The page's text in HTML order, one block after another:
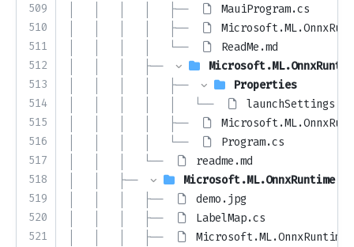
509
510
511
512
513
514
515
516
517
518
519
520
521
│   │   │   │   ├──
MauiProgram.cs
│   │   │   │   ├──
│   │   │   │   └──
ReadMe.md
│   │   │   ├──
│   │   │   │   ├──
Properties
│   │   │   │   │   └──
│   │   │   │   ├──
│   │   │   │   └──
Program.cs
│   │   │   └──
readme.md
│   │   ├──
│   │   │   ├──
demo.jpg
│   │   │   ├──
LabelMap.cs
│   │   │   ├──